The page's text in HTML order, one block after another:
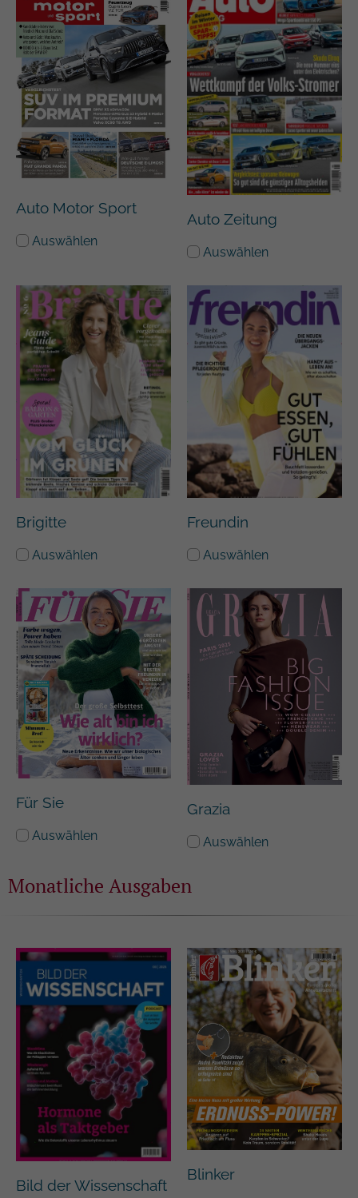
Auto Motor Sport
Auswählen
Auto Zeitung
Auswählen
Brigitte
Auswählen
Freundin
Auswählen
Für Sie
Auswählen
Grazia
Auswählen
Monatliche Ausgaben
Bild der Wissenschaft
Blinker
Einstellungen.
Analyseberichts darüber, wie es der
Website geht. Die erhobenen Daten
umfassen die Anzahl der Besucher, die
Quelle, aus der sie stammen, und die
Seiten in anonymisierter Form.
Name _gat
Anbieter Google Universal Analytics
Zweck
Hierbei handelt es sich um einen von
Google Analytics festgelegten
eindeutige Identitätsnummer des Kontos
oder der Website enthält, auf die es sich
bezieht. Es handelt sich um eine Variante
des _gat-Cookies, mit dem die von
Google auf Websites mit hohem
Datenaufkommen aufgezeichnete
Datenmenge begrenzt wird.